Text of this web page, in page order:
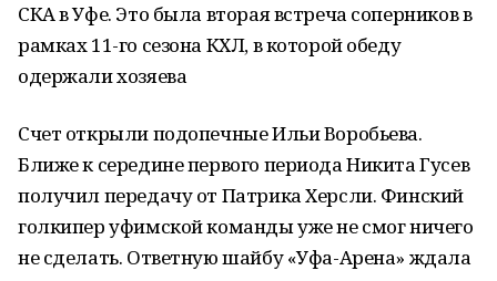
СКА в Уфе. Это была вторая встреча соперников в
рамках 11-го сезона КХЛ, в которой обеду
одержали хозяева
Счет открыли подопечные Ильи Воробьева.
Ближе к середине первого периода Никита Гусев
получил передачу от Патрика Херсли. Финский
голкипер уфимской команды уже не смог ничего
не сделать. Ответную шайбу «Уфа-Арена» ждала